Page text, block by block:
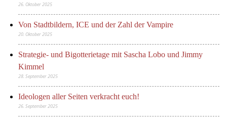
26. Oktober 2025
Von Stadtbildern, ICE und der Zahl der Vampire
20. Oktober 2025
Strategie- und Bigotterietage mit Sascha Lobo und Jimmy
Kimmel
28. September 2025
Ideologen aller Seiten verkracht euch!
26. September 2025